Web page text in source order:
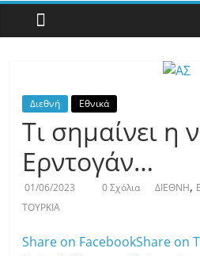
άποψη
μέχρι
Διεθνή Εθνικά
Τι σημαίνει η
Ερντογάν…
01/06/2023 0 Σχόλια ΔΙΕΘΝΗ,
ΤΟΥΡΚΙΑ
Share on FacebookShare on